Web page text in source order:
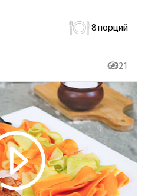
8 порций
6 321